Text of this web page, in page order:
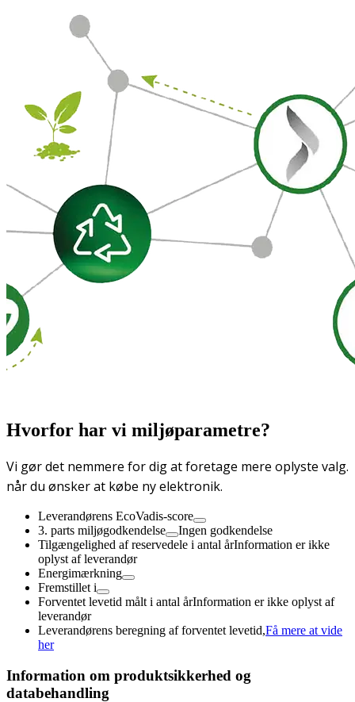
Hvorfor har vi miljøparametre?
Vi gør det nemmere for dig at foretage mere oplyste valg.
når du ønsker at købe ny elektronik.
Leverandørens EcoVadis-score
3. parts miljøgodkendelse
Ingen godkendelse
Tilgængelighed af reservedele i antal årInformation er ikke
oplyst af leverandør
Energimærkning
Fremstillet i
Forventet levetid målt i antal årInformation er ikke oplyst af
leverandør
Leverandørens beregning af forventet levetid,Få mere at vide
her
Information om produktsikkerhed og
databehandling